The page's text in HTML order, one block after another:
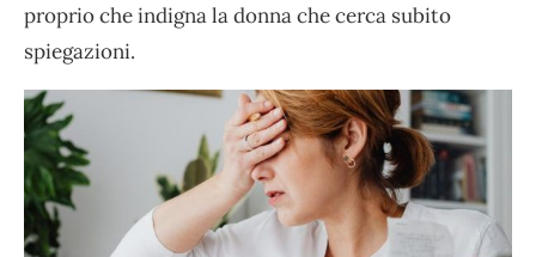
proprio che indigna la donna che cerca subito
spiegazioni.